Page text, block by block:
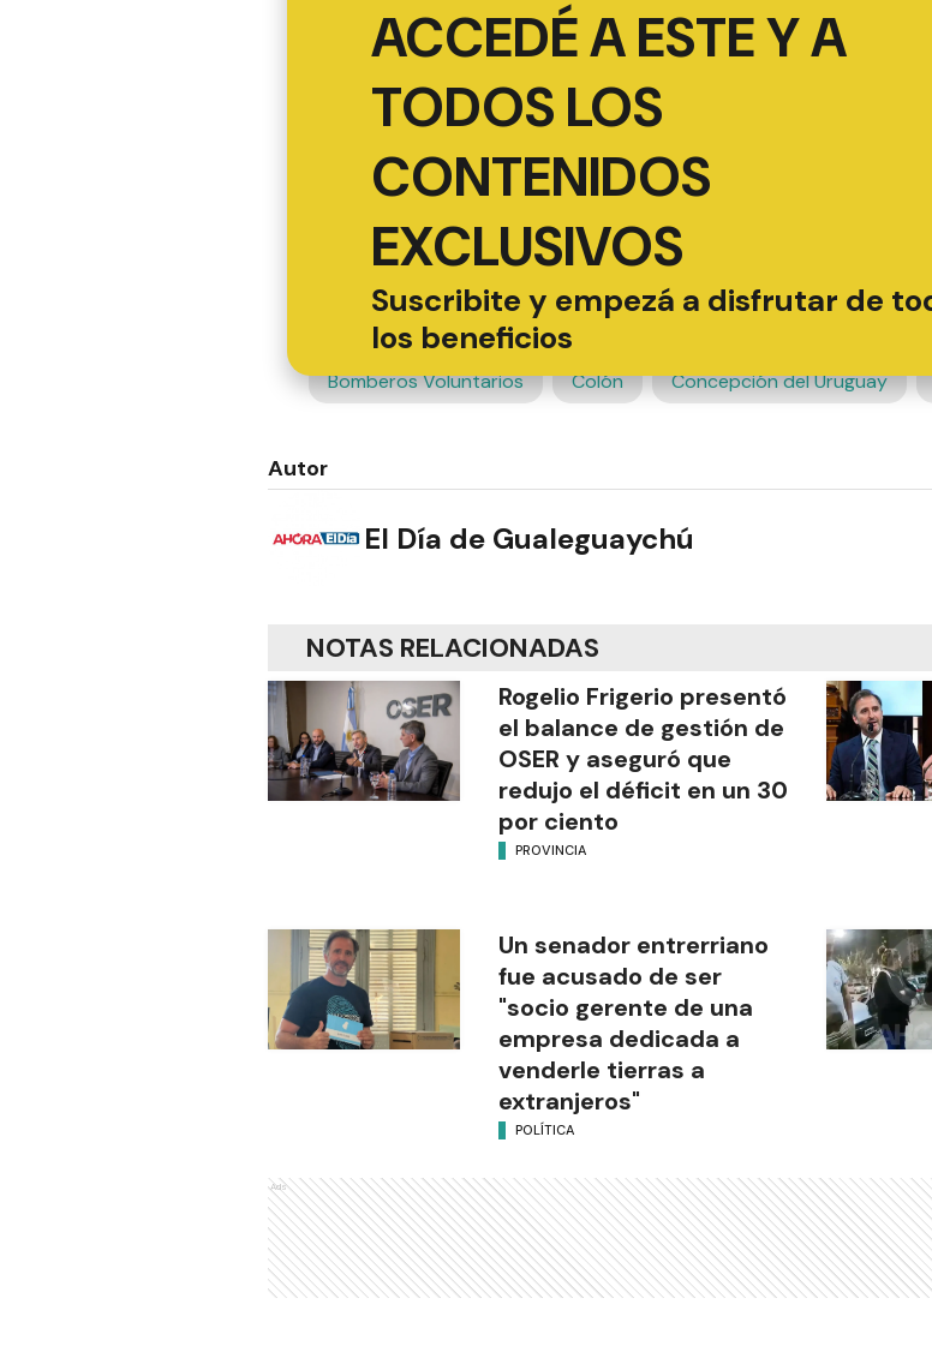
ACCEDÉ A ESTE Y A
TODOS LOS
CONTENIDOS
EXCLUSIVOS
Suscribite y empezá a disfrutar de
los beneficios
Bomberos Voluntarios Colón Concepción del Uruguay
Autor
El Día de Gualeguaychú
NOTAS RELACIONADAS
Rogelio Frigerio presentó
el balance de gestión de
OSER y aseguró que
redujo el déficit en un 30
por ciento
PROVINCIA
Un senador entrerriano
fue acusado de ser
"socio gerente de una
empresa dedicada a
venderle tierras a
extranjeros"
POLÍTICA
Ads